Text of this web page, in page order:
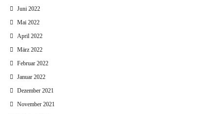
Juni 2022
Mai 2022
April 2022
März 2022
Februar 2022
Januar 2022
Dezember 2021
November 2021